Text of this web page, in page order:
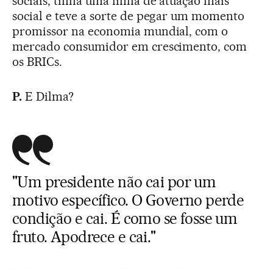
social e teve a sorte de pegar um momento
promissor na economia mundial, com o
mercado consumidor em crescimento, com
os BRICs.
P. E Dilma?
"Um presidente não cai por um
motivo específico. O Governo perde
condição e cai. É como se fosse um
fruto. Apodrece e cai."